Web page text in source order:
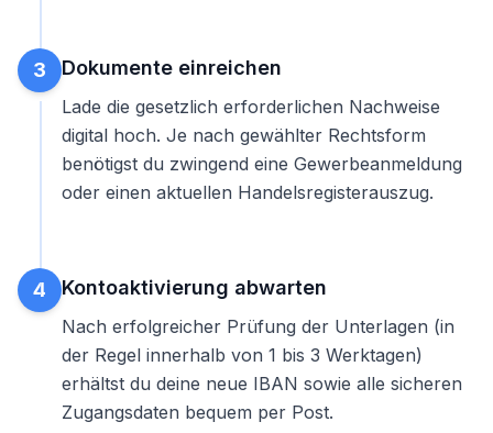
3 Dokumente einreichen
Lade die gesetzlich erforderlichen Nachweise
digital hoch. Je nach gewählter Rechtsform
benötigst du zwingend eine Gewerbeanmeldung
oder einen aktuellen Handelsregisterauszug.
4 Kontoaktivierung abwarten
Nach erfolgreicher Prüfung der Unterlagen (in
der Regel innerhalb von 1 bis 3 Werktagen)
erhältst du deine neue IBAN sowie alle sicheren
Zugangsdaten bequem per Post.